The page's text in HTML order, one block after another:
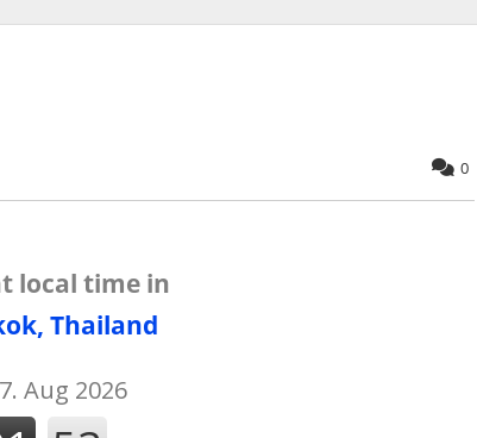
0
local time in
Thailand